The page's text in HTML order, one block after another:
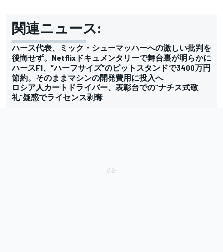
関連ニュース:
ハース代表、ミック・シューマッハーへの激しい批判を
後悔せず。Netflixドキュメンタリーで舞台裏が明らかに
ハースF1、”ハーフサイズ”のピットスタンドで3400万円
節約。そのままマシンの開発費用に投入へ
ロシア人カートドライバー、表彰台での“ナチス式敬
礼”疑惑でライセンス剥奪